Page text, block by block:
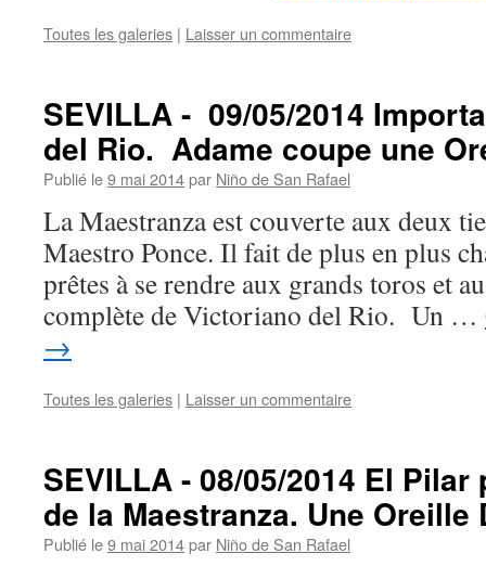
Toutes les galeries | Laisser un commentaire
SEVILLA - 09/05/2014
del Rio. Adame coupe une
Publié le9 mai 2014par Niño de San Rafael
La Maestranza est couverte aux deux
Maestro Ponce. Il fait de plus en plus
prêtes à se rendre aux grands toros et
complète de Victoriano del Rio. Un …
→
Toutes les galeries | Laisser un commentaire
SEVILLA - 08/05/2014 El
de la Maestranza. Une Oreille
Publié le9 mai 2014par Niño de San Rafael